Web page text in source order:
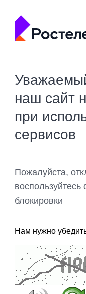
наш сайт
при
сервисов
Пожалуйста,
блокировки
Нам нужно